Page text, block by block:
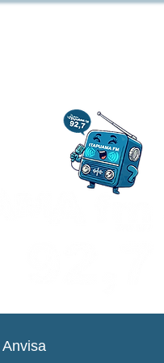
Anvisa